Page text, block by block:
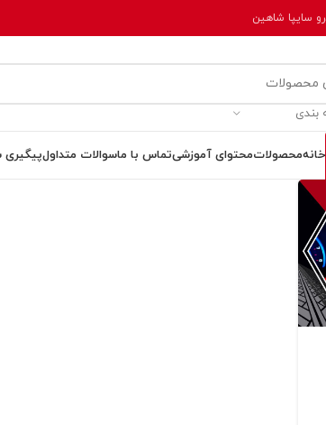
سایپا شاهین
بندی
خانهمحصولاتمحتوای آموزشیتماس با ماسوالات متداول